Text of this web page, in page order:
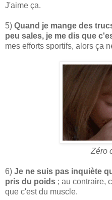
J'aime ça.
5) Quand je mange des
peu sales, je me dis que
mes efforts sportifs, alors ça
Zéro
6) Je ne suis pas inquiète
pris du poids ; au contraire,
que c'est du muscle.